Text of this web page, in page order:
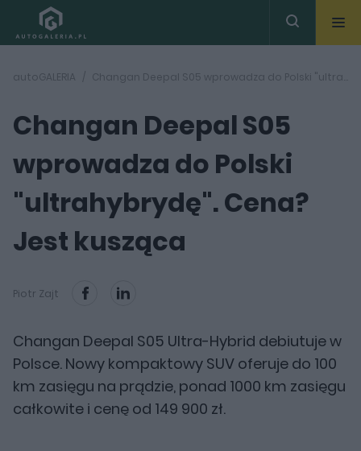
autoGALERIA Changan Deepal S05 wprowadza do Polski "ultrahybrydę". Cena? Jest kusząca
Changan Deepal S05
wprowadza do Polski
"ultrahybrydę". Cena?
Jest kusząca
Piotr Zajt
Changan Deepal S05 Ultra-Hybrid debiutuje w
Polsce. Nowy kompaktowy SUV oferuje do 100
km zasięgu na prądzie, ponad 1000 km zasięgu
całkowite i cenę od 149 900 zł.